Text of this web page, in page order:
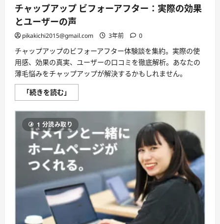
そ
う！
に
つ
い
て
さ
ら
読
む
チャップアップ ビフォーアフター：実際の効果
とユーザーの声
pikakichi2015@gmail.com 3年前 0
チャップアップのビフォーアフター体験談を集約。実際の使
用感、効果の真実、ユーザーの口コミを徹底解析。あなたの
薄毛悩みをチャップアップが解決するかもしれません。
「続きを読む」
ャ
プ
ア
ッ
プ
ビ
フ
ォ
ー
ア
フ
タ
ー：
実
際
1 分読み取り